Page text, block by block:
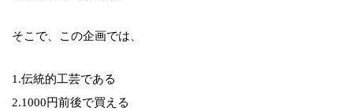
そこで、この企画では、
1.伝統的工芸である
2.1000円前後で買える